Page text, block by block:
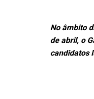
No âmbito
de abril, o
candidatos